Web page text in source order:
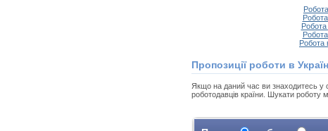
Робота
Робота
Робота
Пропозиції роботи в
Якщо на даний час ви знаходитесь у
роботодавців країни. Шукати роботу